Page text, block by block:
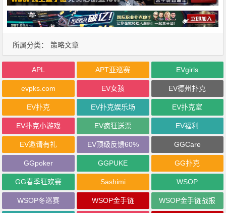
所属分类： 策略文章
APL APT亚巡赛 EVgirls
evpks.com EV女孩 EV德州扑克
EV扑克 EV扑克娱乐场 EV扑克室
EV扑克小游戏 EV疯狂送票 EV福利
EV邀请有礼 EV顶级反馈60% GGCare
GGpoker GGPUKE GG扑克
GG春季狂欢赛 Sashimi WSOP
WSOP冬巡赛 WSOP金手链 WSOP金手链战报